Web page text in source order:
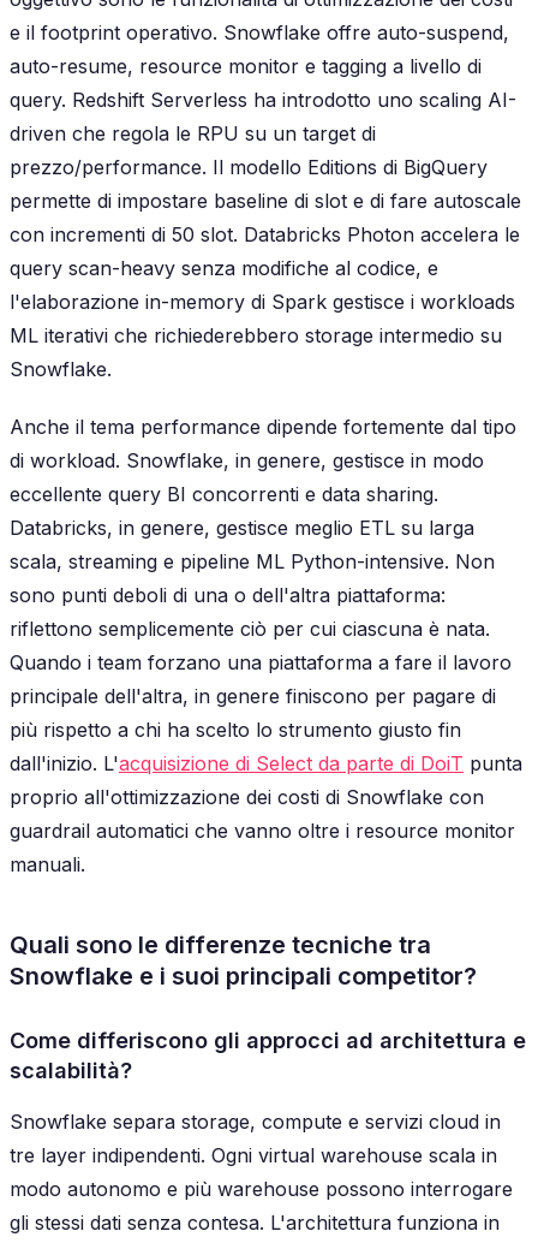
e il footprint operativo. Snowflake offre auto-suspend,
auto-resume, resource monitor e tagging a livello di
query. Redshift Serverless ha introdotto uno scaling AI-
driven che regola le RPU su un target di
prezzo/performance. Il modello Editions di BigQuery
permette di impostare baseline di slot e di fare autoscale
con incrementi di 50 slot. Databricks Photon accelera le
query scan-heavy senza modifiche al codice, e
l'elaborazione in-memory di Spark gestisce i workloads
ML iterativi che richiederebbero storage intermedio su
Snowflake.
Anche il tema performance dipende fortemente dal tipo
di workload. Snowflake, in genere, gestisce in modo
eccellente query BI concorrenti e data sharing.
Databricks, in genere, gestisce meglio ETL su larga
scala, streaming e pipeline ML Python-intensive. Non
sono punti deboli di una o dell'altra piattaforma:
riflettono semplicemente ciò per cui ciascuna è nata.
Quando i team forzano una piattaforma a fare il lavoro
principale dell'altra, in genere finiscono per pagare di
più rispetto a chi ha scelto lo strumento giusto fin
dall'inizio. L'acquisizione di Select da parte di DoiT punta
proprio all'ottimizzazione dei costi di Snowflake con
guardrail automatici che vanno oltre i resource monitor
manuali.
Quali sono le differenze tecniche tra
Snowflake e i suoi principali competitor?
Come differiscono gli approcci ad architettura e
scalabilità?
Snowflake separa storage, compute e servizi cloud in
tre layer indipendenti. Ogni virtual warehouse scala in
modo autonomo e più warehouse possono interrogare
gli stessi dati senza contesa. L'architettura funziona in